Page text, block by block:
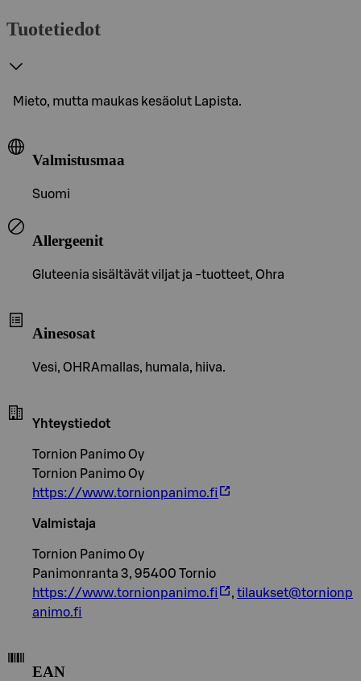
Tuotetiedot
Mieto, mutta maukas kesäolut Lapista.
Valmistusmaa
Suomi
Allergeenit
Gluteenia sisältävät viljat ja -tuotteet, Ohra
Ainesosat
Vesi, OHRAmallas, humala, hiiva.
Yhteystiedot
Tornion Panimo Oy
Tornion Panimo Oy
https://www.tornionpanimo.fi
Valmistaja
Tornion Panimo Oy
Panimonranta 3, 95400 Tornio
https://www.tornionpanimo.fi
, tilaukset@tornionp
animo.fi
EAN